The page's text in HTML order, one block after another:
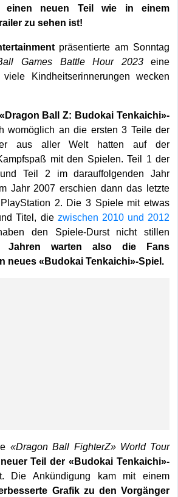
einen neuen Teil wie in einem
zu sehen ist!
präsentierte am Sonntag
Games Battle Hour 2023eine
Kindheitserinnerungen wecken
«Dragon Ball Z: Budokai Tenkaichi»-
womöglich an die ersten 3 Teile der
aus aller Welt hatten auf der
mit den Spielen. Teil 1 der
Teil 2 im darauffolgenden Jahr
Jahr 2007 erschien dann das letzte
2. Die 3 Spiele mit etwas
Titel, die zwischen 2010 und 2012
den Spiele-Durst nicht stillen
Jahren warten also die Fans
neues «Budokai Tenkaichi»-Spiel.
«Dragon Ball FighterZ» World Tour
neuer Teil der «Budokai Tenkaichi»-
Die Ankündigung kam mit einem
Grafik zu den Vorgänger